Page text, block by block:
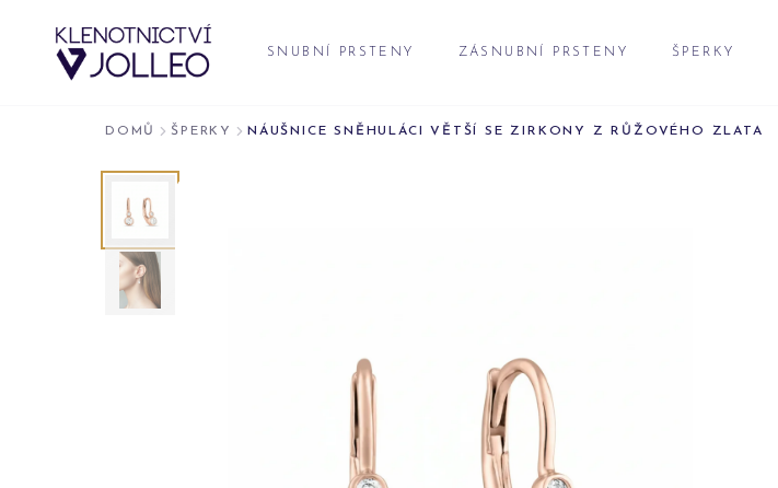
SNUBNÍ PRSTENY ZÁSNUBNÍ PRSTENY ŠPERKY
DOMŮ ŠPERKY NÁUŠNICE SNĚHULÁCI VĚTŠÍ SE ZIRKONY Z RŮŽOVÉHO ZLATA